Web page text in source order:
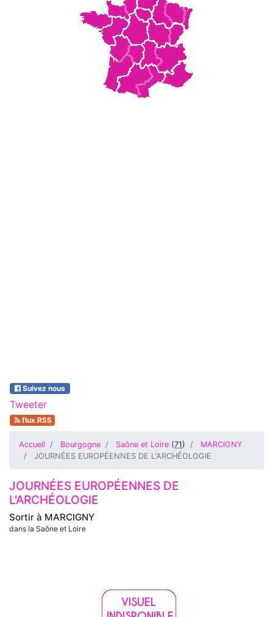
Suivez nous
Tweeter
flux RSS
Accueil Bourgogne Saône et Loire (71)
MARCIGNY
JOURNÉES EUROPÉENNES DE L'ARCHÉOLOGIE
Sortir à MARCIGNY
dans la Saône et Loire
JOURNÉES EUROPÉENNES DE
L'ARCHÉOLOGIE